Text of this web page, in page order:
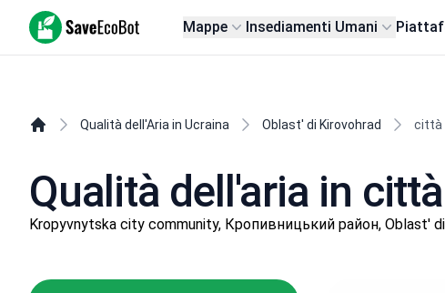
SaveEcoBot Mappe Insediamenti Umani
Qualità dell'Aria in Ucraina Oblast' di Kirovohrad città
Qualità dell'aria in
Kropyvnytska city community, Кропивницький район, Oblast'